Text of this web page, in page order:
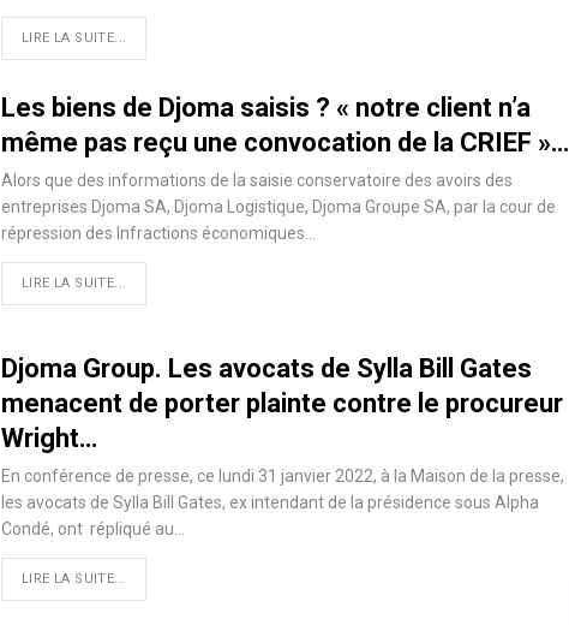
LIRE LA SUITE...
Les biens de Djoma saisis ? « notre client n’a
même pas reçu une convocation de la CRIEF »…
Alors que des informations de la saisie conservatoire des avoirs des
entreprises Djoma SA, Djoma Logistique, Djoma Groupe SA, par la cour de
répression des Infractions économiques…
LIRE LA SUITE...
Djoma Group. Les avocats de Sylla Bill Gates
menacent de porter plainte contre le procureur
Wright…
En conférence de presse, ce lundi 31 janvier 2022, à la Maison de la presse,
les avocats de Sylla Bill Gates, ex intendant de la présidence sous Alpha
Condé, ont répliqué au…
LIRE LA SUITE...